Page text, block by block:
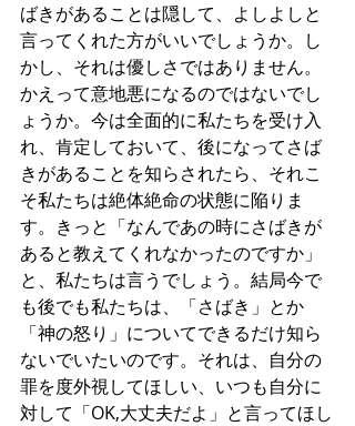
ばきがあることは隠して、よしよしと
言ってくれた方がいいでしょうか。し
かし、それは優しさではありません。
かえって意地悪になるのではないでし
ょうか。今は全面的に私たちを受け入
れ、肯定しておいて、後になってさば
きがあることを知らされたら、それこ
そ私たちは絶体絶命の状態に陥りま
す。きっと「なんであの時にさばきが
あると教えてくれなかったのですか」
と、私たちは言うでしょう。結局今で
も後でも私たちは、「さばき」とか
「神の怒り」についてできるだけ知ら
ないでいたいのです。それは、自分の
罪を度外視してほしい、いつも自分に
対して「OK,大丈夫だよ」と言ってほし